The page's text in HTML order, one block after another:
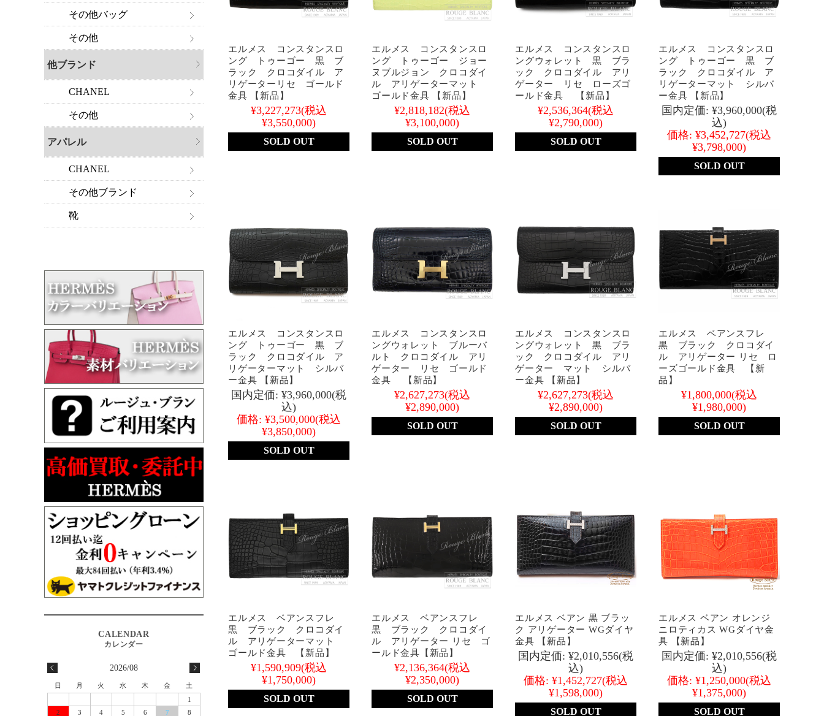
エルメス コンスタンスロ
ング トゥーゴー 黒 ブ
ラック クロコダイル ア
リゲーターリセ ゴールド
金具 【新品】
¥3,227,273(税込
¥3,550,000)
SOLD OUT
エルメス コンスタンスロ
ング トゥーゴー ジョー
ヌブルジョン クロコダイ
ル アリゲーターマット
ゴールド金具 【新品】
¥2,818,182(税込
¥3,100,000)
SOLD OUT
エルメス コンスタンスロ
ングウォレット 黒 ブラ
ック クロコダイル アリ
ゲーター リセ ローズゴ
ールド金具 【新品】
¥2,536,364(税込
¥2,790,000)
SOLD OUT
エルメス コンスタンスロ
ング トゥーゴー 黒 ブ
ラック クロコダイル ア
リゲーターマット シルバ
ー金具 【新品】
国内定価: ¥3,960,000(税
込)
価格: ¥3,452,727(税込
¥3,798,000)
SOLD OUT
エルメス コンスタンスロ
ング トゥーゴー 黒 ブ
ラック クロコダイル ア
リゲーターマット シルバ
ー金具 【新品】
国内定価: ¥3,960,000(税
込)
価格: ¥3,500,000(税込
¥3,850,000)
SOLD OUT
エルメス コンスタンスロ
ングウォレット ブルーバ
ルト クロコダイル アリ
ゲーター リセ ゴールド
金具 【新品】
¥2,627,273(税込
¥2,890,000)
SOLD OUT
エルメス コンスタンスロ
ングウォレット 黒 ブラ
ック クロコダイル アリ
ゲーター マット シルバ
ー金具 【新品】
¥2,627,273(税込
¥2,890,000)
SOLD OUT
エルメス ベアンスフレ
黒 ブラック クロコダイ
ル アリゲーター リセ ロ
ーズゴールド金具 【新
品】
¥1,800,000(税込
¥1,980,000)
SOLD OUT
エルメス ベアンスフレ
黒 ブラック クロコダイ
ル アリゲーターマット
ゴールド金具 【新品】
¥1,590,909(税込
¥1,750,000)
SOLD OUT
エルメス ベアンスフレ
黒 ブラック クロコダイ
ル アリゲーター リセ ゴ
ールド金具【新品】
¥2,136,364(税込
¥2,350,000)
SOLD OUT
エルメス ベアン 黒 ブラッ
ク アリゲーター WGダイヤ
金具 【新品】
国内定価: ¥2,010,556(税
込)
価格: ¥1,452,727(税込
¥1,598,000)
SOLD OUT
エルメス ベアン オレンジ
ニロティカス WGダイヤ金
具 【新品】
国内定価: ¥2,010,556(税
込)
価格: ¥1,250,000(税込
¥1,375,000)
SOLD OUT
その他バッグ
その他
他ブランド
CHANEL
その他
アパレル
CHANEL
その他ブランド
靴
2026/08
日 月 火 水 木 金
土
1
2
3 4 5 6 7 8